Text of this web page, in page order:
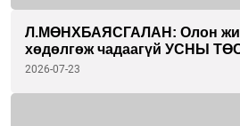
Л.МӨНХБАЯСГАЛАН: Олон
хөдөлгөж чадаагүй УСНЫ
2026-07-23